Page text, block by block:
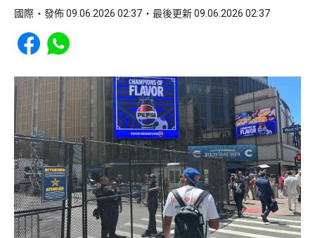
國際 發佈 09.06.2026 02:37 最後更新 09.06.2026 02:37
Share to Facebook
Share to WhatsApp